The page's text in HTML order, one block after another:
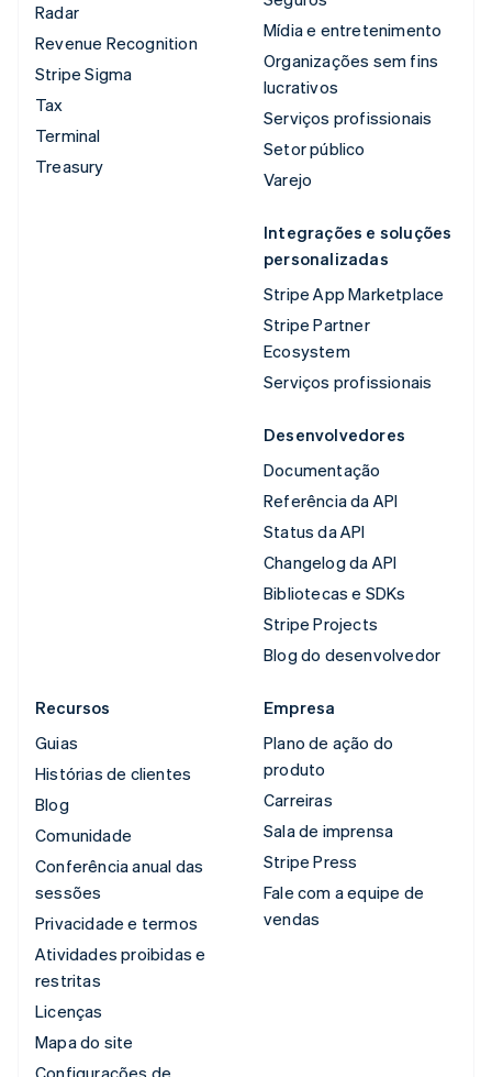
Radar
Revenue Recognition
Stripe Sigma
Tax
Terminal
Treasury
Mídia e entretenimento
Organizações sem fins
lucrativos
Serviços profissionais
Setor público
Varejo
Integrações e soluções
personalizadas
Stripe App Marketplace
Stripe Partner
Ecosystem
Serviços profissionais
Desenvolvedores
Documentação
Referência da API
Status da API
Changelog da API
Bibliotecas e SDKs
Stripe Projects
Blog do desenvolvedor
Recursos
Guias
Histórias de clientes
Blog
Comunidade
Conferência anual das
sessões
Privacidade e termos
Atividades proibidas e
restritas
Licenças
Mapa do site
Configurações de
Empresa
Plano de ação do
produto
Carreiras
Sala de imprensa
Stripe Press
Fale com a equipe de
vendas